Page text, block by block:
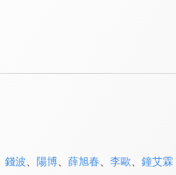
錢波 陽博、 薛旭春 李歐 鐘艾霖